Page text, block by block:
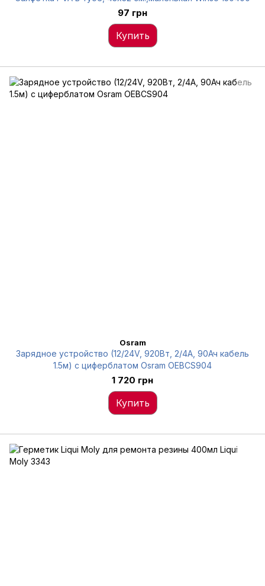
97 грн
Купить
Osram
Зарядное устройство (12/24V, 920Вт, 2/4А, 90Ач кабель
1.5м) с циферблатом Osram OEBCS904
1 720 грн
Купить